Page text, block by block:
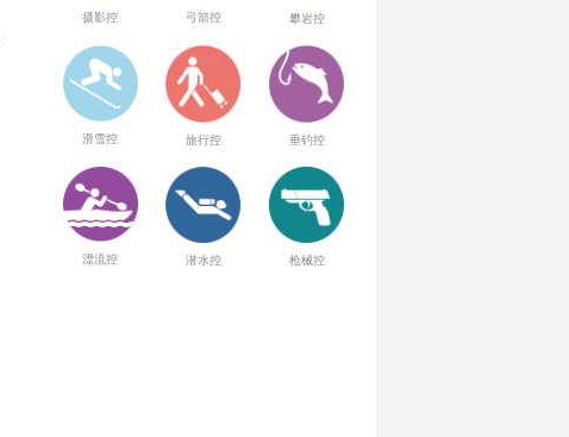
摄影控 弓箭控 攀岩控
滑雪控 旅行控 垂钓控
漂流控 潜水控 枪械控